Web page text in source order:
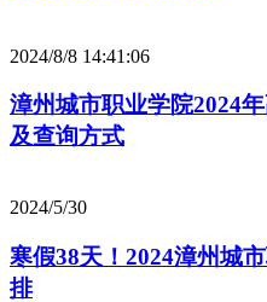
2024/8/8 14:41:06
漳州城市职业学院2024
及查询方式
2024/5/30
寒假38天！2024漳州城
排